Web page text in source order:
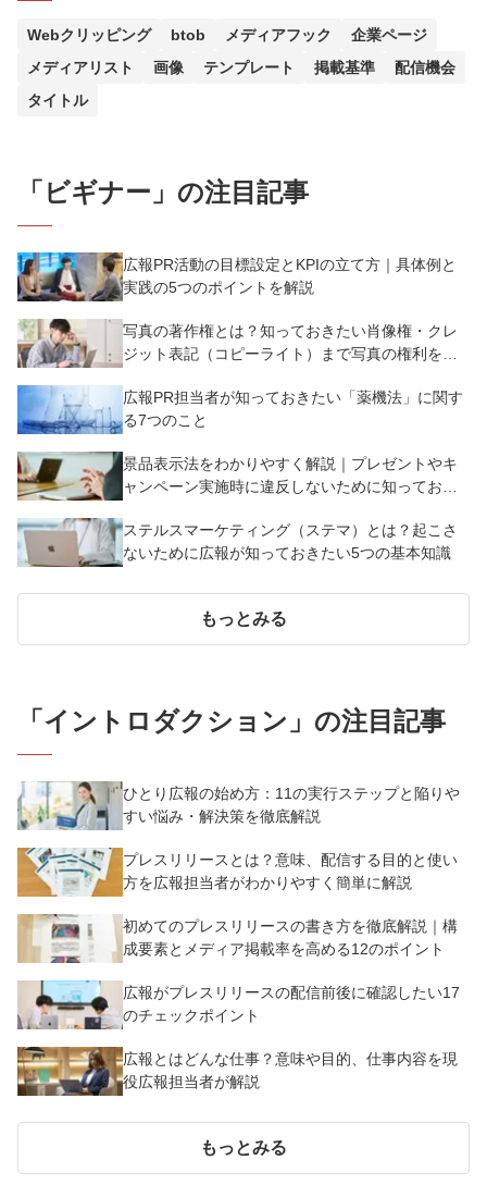
Webクリッピング btob メディアフック
企業ページ
メディアリスト
画像 テンプレート 掲載基準
配信機会
タイトル
「ビギナー 」の注目記事
広報PR活動の目標設定とKPIの立て方｜具体例と
実践の5つのポイントを解説
写真の著作権とは？知っておきたい肖像権・クレ
ジット表記（コピーライト）まで写真の権利を解
広報PR担当者が知っておきたい「薬機法」に関す
る7つのこと
景品表示法をわかりやすく解説｜プレゼントやキ
ャンペーン実施時に違反しないために知っておく
ステルスマーケティング（ステマ）とは？起こさ
ないために広報が知っておきたい5つの基本知識
もっとみる
「イントロダクション 」の注目記事
ひとり広報の始め方：11の実行ステップと陥りや
すい悩み・解決策を徹底解説
プレスリリースとは？意味、配信する目的と使い
方を広報担当者がわかりやすく簡単に解説
初めてのプレスリリースの書き方を徹底解説｜構
成要素とメディア掲載率を高める12のポイント
広報がプレスリリースの配信前後に確認したい17
のチェックポイント
広報とはどんな仕事？意味や目的、仕事内容を現
役広報担当者が解説
もっとみる